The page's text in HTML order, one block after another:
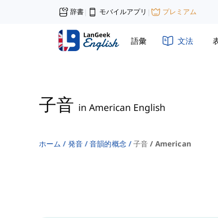
辞書| モバイルアプリ | プレミアム
語彙 文法
子音 in American English
ホーム 発音 音韻的概念 子音 / American